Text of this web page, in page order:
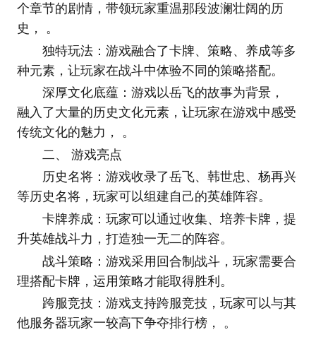
个章节的剧情，带领玩家重温那段波澜壮阔的历
史， 。
独特玩法：游戏融合了卡牌、策略、养成等多
种元素，让玩家在战斗中体验不同的策略搭配。
深厚文化底蕴：游戏以岳飞的故事为背景，
融入了大量的历史文化元素，让玩家在游戏中感受
传统文化的魅力， 。
二、 游戏亮点
历史名将：游戏收录了岳飞、韩世忠、杨再兴
等历史名将，玩家可以组建自己的英雄阵容。
卡牌养成：玩家可以通过收集、培养卡牌，提
升英雄战斗力，打造独一无二的阵容。
战斗策略：游戏采用回合制战斗，玩家需要合
理搭配卡牌，运用策略才能取得胜利。
跨服竞技：游戏支持跨服竞技，玩家可以与其
他服务器玩家一较高下争夺排行榜， 。